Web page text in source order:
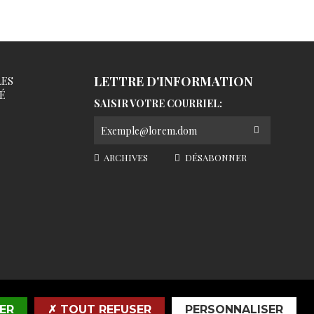
LETTRE D'INFORMATION
SAISIR VOTRE COURRIEL:
ARCHIVES DÉSABONNER
✗ TOUT REFUSER PERSONNALISER